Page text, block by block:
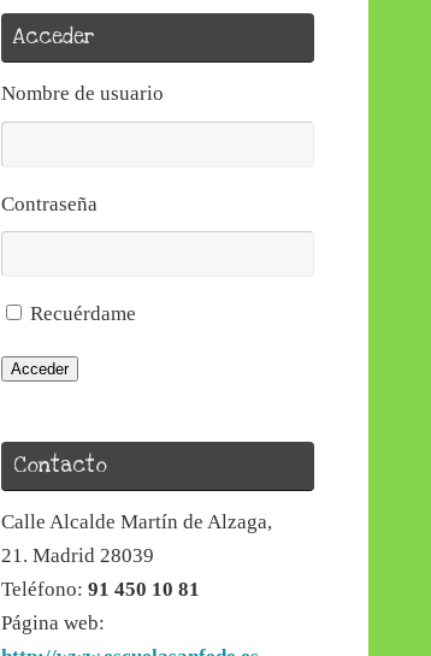
Acceder
Nombre de usuario
Contraseña
Recuérdame
Acceder
Contacto
Calle Alcalde Martín de Alzaga,
21. Madrid 28039
Teléfono: 91 450 10 81
Página web: